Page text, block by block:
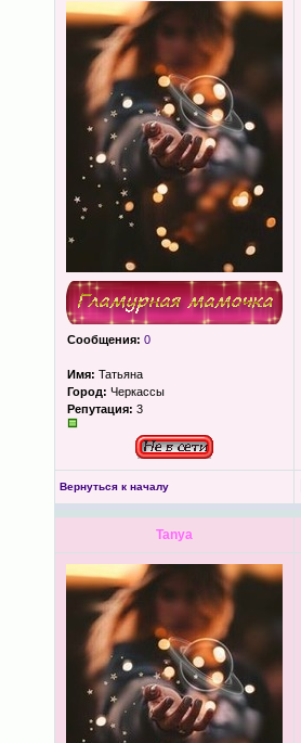
Сообщения: 0
Имя: Татьяна
Город: Черкассы
Репутация: 3
Вернуться к началу
Tanya